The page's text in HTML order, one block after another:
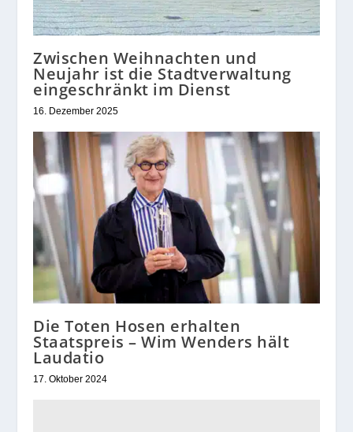
Zwischen Weihnachten und
Neujahr ist die Stadtverwaltung
eingeschränkt im Dienst
16. Dezember 2025
Die Toten Hosen erhalten
Staatspreis – Wim Wenders hält
Laudatio
17. Oktober 2024